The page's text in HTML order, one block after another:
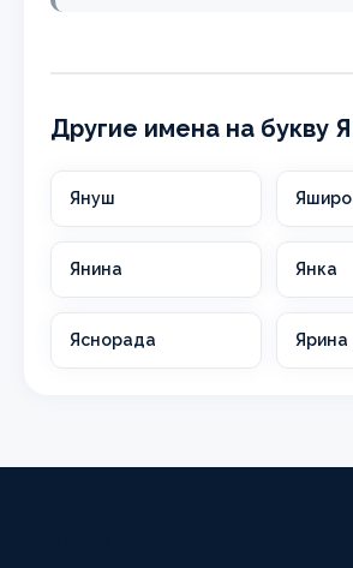
Другие имена на букву Я
Януш Яширо
Янина Янка
Яснорада Ярина